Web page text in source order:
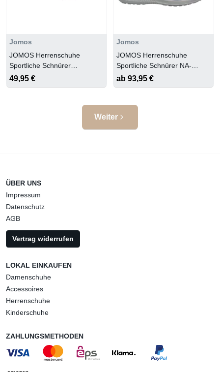
Jomos
JOMOS Herrenschuhe
Sportliche Schnürer
SHARK/SMOKE/GR/SHA
49,95 €
Jomos
JOMOS Herrenschuhe
Sportliche Schnürer NA-
BL/DUNKELBL/TUA
ab 93,95 €
Weiter
ÜBER UNS
Impressum
Datenschutz
AGB
Vertrag widerrufen
LOKAL EINKAUFEN
Damenschuhe
Accessoires
Herrenschuhe
Kinderschuhe
ZAHLUNGSMETHODEN